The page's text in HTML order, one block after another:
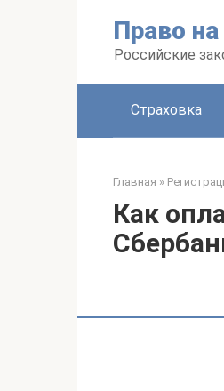
Право
Российские
Страховка
Главная »
Как